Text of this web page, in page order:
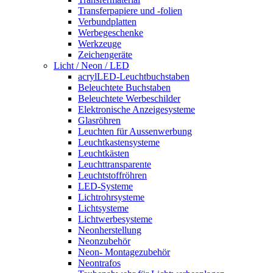
Transferpapiere und -folien
Verbundplatten
Werbegeschenke
Werkzeuge
Zeichengeräte
Licht / Neon / LED
acrylLED-Leuchtbuchstaben
Beleuchtete Buchstaben
Beleuchtete Werbeschilder
Elektronische Anzeigesysteme
Glasröhren
Leuchten für Aussenwerbung
Leuchtkastensysteme
Leuchtkästen
Leuchttransparente
Leuchtstoffröhren
LED-Systeme
Lichtrohrsysteme
Lichtsysteme
Lichtwerbesysteme
Neonherstellung
Neonzubehör
Neon- Montagezubehör
Neontrafos